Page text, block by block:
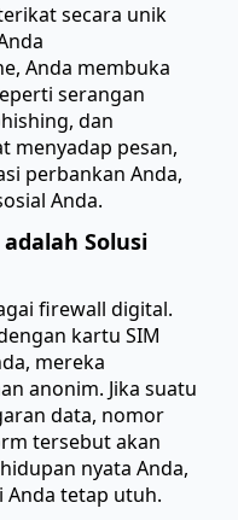
secara unik
Anda membuka
serangan
dan
menyadap pesan,
perbankan Anda,
Anda.
Solusi
firewall digital.
kartu SIM
mereka
anonim. Jika suatu
data, nomor
tersebut akan
nyata Anda,
Anda tetap utuh.